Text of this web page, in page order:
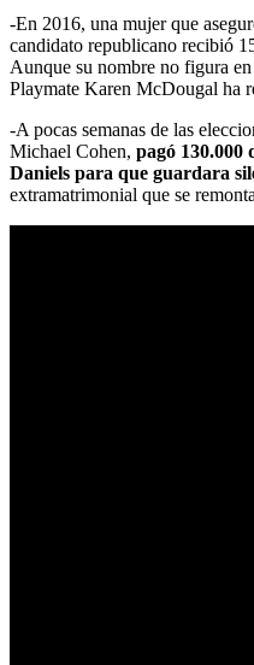
-En 2016, una mujer que
candidato republicano recibió
Aunque su nombre no figura
Playmate Karen McDougal ha
-A pocas semanas de las
Michael Cohen, pagó 130.000
Daniels para que guardara
extramatrimonial que se